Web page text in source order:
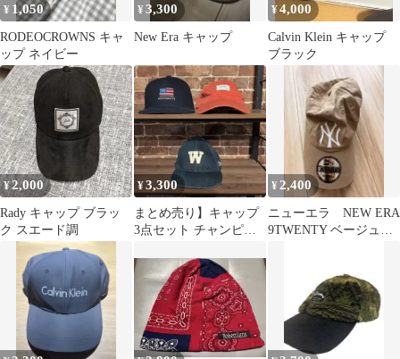
¥ 1,050
RODEOCROWNS キャ
ップ ネイビー
¥3,300
New Era キャップ
¥4,000
Calvin Klein キャップ
ブラック
¥2,000
Rady キャップ ブラッ
ク スエード調
¥3,300
まとめ売り】キャップ
3点セット チャンピオ
マウジー 等
¥ 2,400
ニューエラ NEW ERA
9TWENTY ベージュキ